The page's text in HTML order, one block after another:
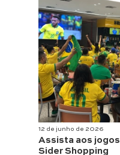
12 de junho de 2026
Assista aos
Sider Shopping